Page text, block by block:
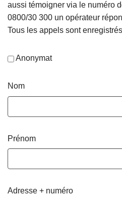
aussi témoigner via le numéro
0800/30 300 un opérateur
Tous les appels sont
Anonymat
Nom
Prénom
Adresse + numéro